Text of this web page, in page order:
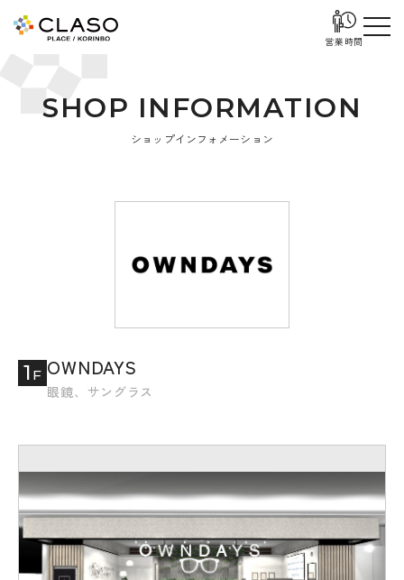
営業時間
SHOP IN FORMATION
ショップインフォメーション
1 F OWNDAYS
眼鏡、サングラス